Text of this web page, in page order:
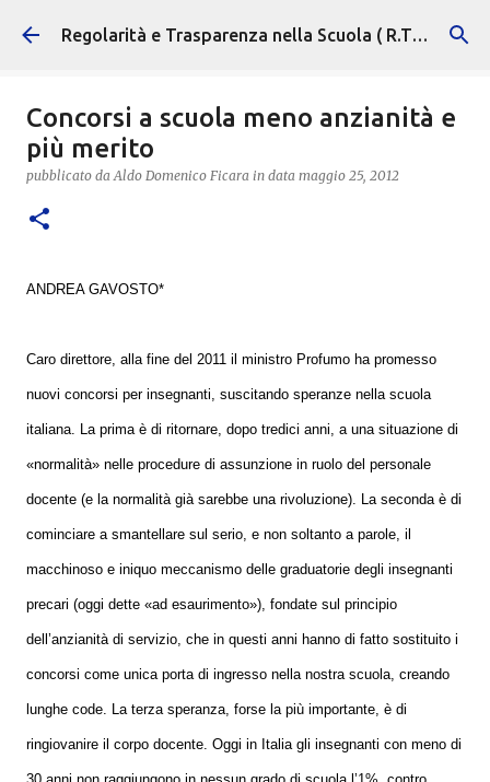
Passa ai contenuti principali Regolarità e Trasparenza nella Scuola ( R.T.S. )
Concorsi a scuola meno anzianità e
più merito
pubblicato daAldo Domenico Ficara in data maggio 25, 2012
ANDREA GAVOSTO*
Caro direttore, alla fine del 2011 il ministro Profumo ha promesso
nuovi concorsi per insegnanti, suscitando speranze nella scuola
italiana. La prima è di ritornare, dopo tredici anni, a una situazione di
«normalità» nelle procedure di assunzione in ruolo del personale
docente (e la normalità già sarebbe una rivoluzione). La seconda è di
cominciare a smantellare sul serio, e non soltanto a parole, il
macchinoso e iniquo meccanismo delle graduatorie degli insegnanti
precari (oggi dette «ad esaurimento»), fondate sul principio
dell’anzianità di servizio, che in questi anni hanno di fatto sostituito i
concorsi come unica porta di ingresso nella nostra scuola, creando
lunghe code. La terza speranza, forse la più importante, è di
ringiovanire il corpo docente. Oggi in Italia gli insegnanti con meno di